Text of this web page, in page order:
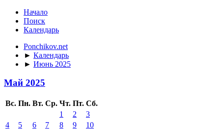
Начало
Поиск
Календарь
Ponchikov.net
► Календарь
► Июнь 2025
Май 2025
Вс. Пн. Вт. Ср. Чт. Пт. Сб.
1
2
3
4
5 6 7 8 9
10